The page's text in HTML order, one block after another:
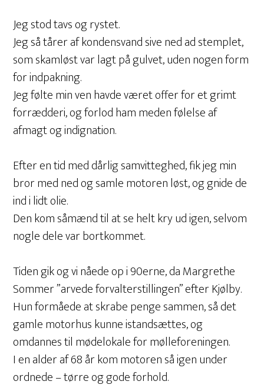
Jeg stod tavs og rystet.
Jeg så tårer af kondensvand sive ned ad stemplet,
som skamløst var lagt på gulvet, uden nogen form
for indpakning.
Jeg følte min ven havde været offer for et grimt
forrædderi, og forlod ham meden følelse af
afmagt og indignation.
Efter en tid med dårlig samvitteghed, fik jeg min
bror med ned og samle motoren løst, og gnide de
ind i lidt olie.
Den kom såmænd til at se helt kry ud igen, selvom
nogle dele var bortkommet.
Tiden gik og vi nåede op i 90erne, da Margrethe
Sommer ”arvede forvalterstillingen” efter Kjølby.
Hun formåede at skrabe penge sammen, så det
gamle motorhus kunne istandsættes, og
omdannes til mødelokale for mølleforeningen.
I en alder af 68 år kom motoren så igen under
ordnede – tørre og gode forhold.